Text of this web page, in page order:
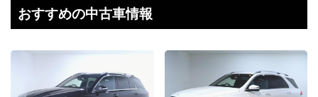
おすすめの中古車情報